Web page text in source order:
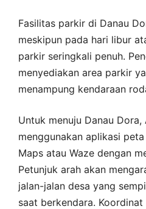
Fasilitas parkir di Danau
meskipun pada hari libur
parkir seringkali penuh.
menyediakan area parkir
menampung kendaraan
Untuk menuju Danau Dora,
menggunakan aplikasi
Maps atau Waze dengan
Petunjuk arah akan
jalan-jalan desa yang
saat berkendara. Koordinat